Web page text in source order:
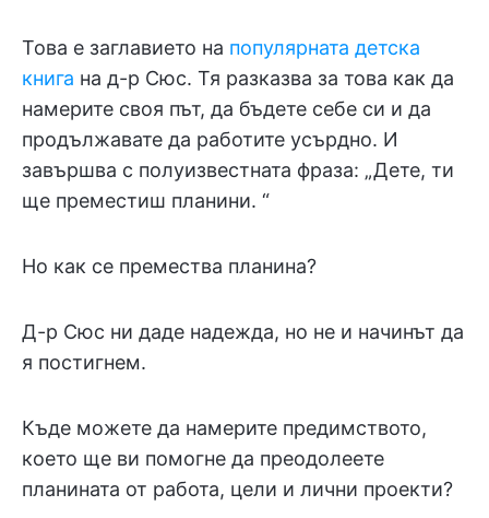
Това е заглавието на популярната детска
книга на д-р Сюс. Тя разказва за това как да
намерите своя път, да бъдете себе си и да
продължавате да работите усърдно. И
завършва с полуизвестната фраза: „Дете, ти
ще преместиш планини. “
Но как се премества планина?
Д-р Сюс ни даде надежда, но не и начинът да
я постигнем.
Къде можете да намерите предимството,
което ще ви помогне да преодолеете
планината от работа, цели и лични проекти?